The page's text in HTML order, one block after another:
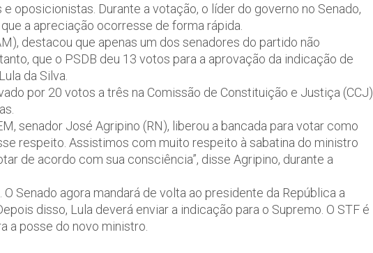
oposicionistas. Durante a votação, o líder do governo no Senado,
a apreciação ocorresse de forma rápida.
destacou que apenas um dos senadores do partido não
que o PSDB deu 13 votos para a aprovação da indicação de
da Silva.
por 20 votos a três na Comissão de Constituição e Justiça (CCJ)
senador José Agripino (RN), liberou a bancada para votar como
respeito. Assistimos com muito respeito à sabatina do ministro
de acordo com sua consciência”, disse Agripino, durante a
Senado agora mandará de volta ao presidente da República a
disso, Lula deverá enviar a indicação para o Supremo. O STF é
a posse do novo ministro.